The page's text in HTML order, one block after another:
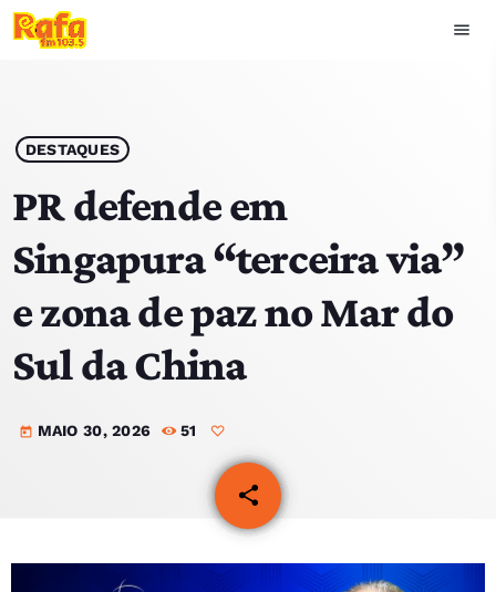
menu
play_arrow OUVIR RAFA
HOME
NOTÍCIAS
EQUIPA
TOP 15
DESTAQUES
PR defende em
Singapura “terceira via”
e zona de paz no Mar do
Sul da China
today MAIO 30, 2026 51
share
email